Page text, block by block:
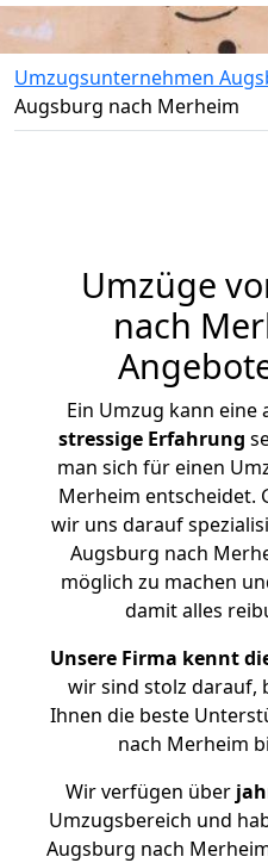
Umzugsunternehmen
Augsburg nach Merheim
Umzüge
nach
Ein Umzug kann eine
stressige Erfahrung
man sich für einen
Merheim entscheidet.
wir uns darauf
Augsburg nach
möglich zu machen
damit alles
Unsere Firma kennt
wir sind stolz darauf,
Ihnen die beste
nach Merheim
Wir verfügen über
Umzugsbereich und
Augsburg nach